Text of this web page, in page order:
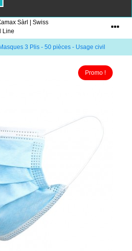
Masques 3 Plis - 50 pièces - Usage civil
Promo !